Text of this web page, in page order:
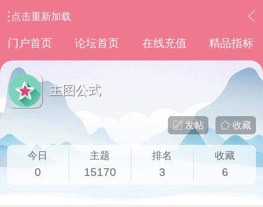
点击重新加载
门户首页 论坛首页 在线充值 精品指标
主图公式
收藏
发帖
今日
0
主题
15170
排名
3
收藏
6